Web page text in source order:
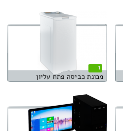
1
מכונת כביסה פתח עליון